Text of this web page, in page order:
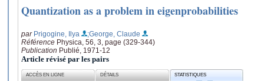
Quantization as a problem in eigenprobabilities
par Prigogine, Ilya
;George, Claude
Référence Physica, 56, 3, page (329-344)
Publication Publié, 1971-12
Article révisé par les pairs
ACCÈS EN LIGNE DÉTAILS STATISTIQUES